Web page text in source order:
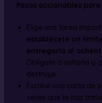
Pasos accionables
Elige una tarea
establécete un
entregarla al
Oblígate a soltarla y
destruye.
Escribe una carta de
veces que te has